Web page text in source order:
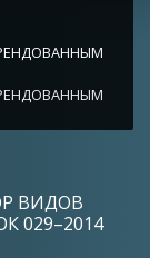
ВИДОВ
029–2014